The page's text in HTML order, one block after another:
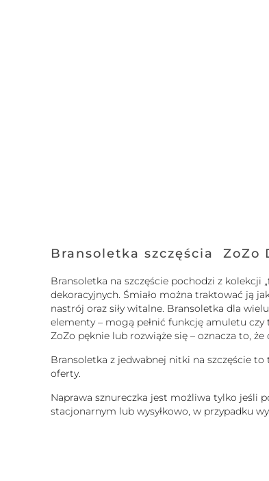
Bransoletka szczęścia ZoZo
Bransoletka na szczęście pochodzi z
dekoracyjnych. Śmiało można traktować ją
nastrój oraz siły witalne. Bransoletka dla
elementy – mogą pełnić funkcję amuletu czy
ZoZo pęknie lub rozwiąże się – oznacza to,
Bransoletka z jedwabnej nitki na szczęście to
oferty.
Naprawa sznureczka jest możliwa tylko jeśli
stacjonarnym lub wysyłkowo, w przypadku